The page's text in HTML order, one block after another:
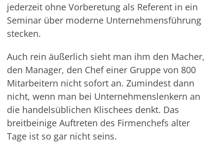
jederzeit ohne Vorberetung als Referent in ein
Seminar über moderne Unternehmensführung
stecken.
Auch rein äußerlich sieht man ihm den Macher,
den Manager, den Chef einer Gruppe von 800
Mitarbeitern nicht sofort an. Zumindest dann
nicht, wenn man bei Unternehmenslenkern an
die handelsüblichen Klischees denkt. Das
breitbeinige Auftreten des Firmenchefs alter
Tage ist so gar nicht seins.